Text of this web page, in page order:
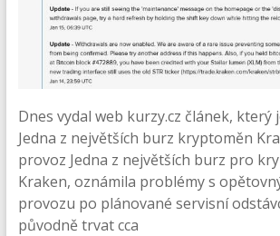
Dnes vydal web kurzy.cz článek, který
Jedna z největších burz kryptoměn
provoz Jedna z největších burz pro
Kraken, oznámila problémy s
provozu po plánované servisní
původně trvat cca